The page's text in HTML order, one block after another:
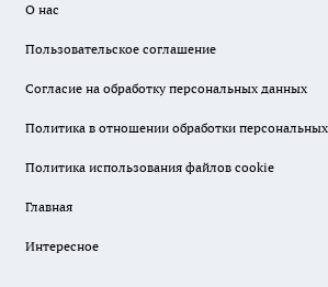
О нас
Пользовательское соглашение
Согласие на обработку персональных данных
Политика в отношении обработки
Политика использования файлов cookie
Главная
Интересное